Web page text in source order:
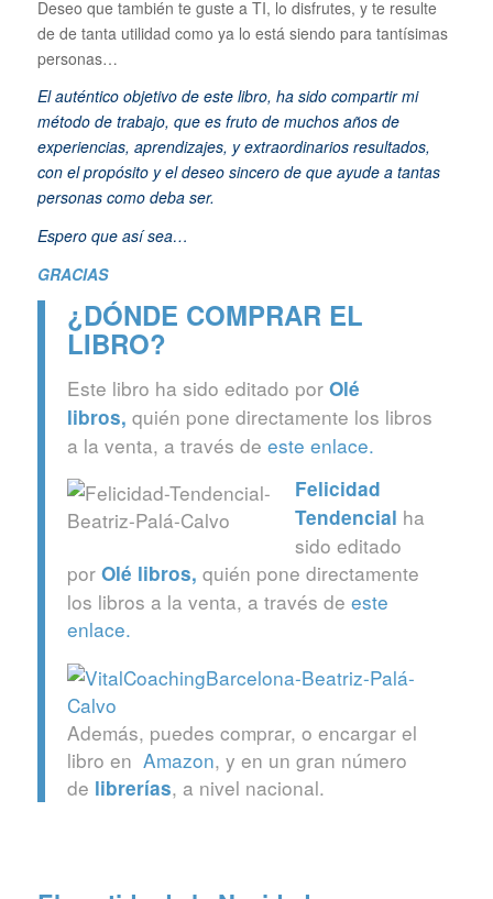
Deseo que también te guste a TI, lo disfrutes, y te resulte
de de tanta utilidad como ya lo está siendo para tantísimas
personas…
El auténtico objetivo de este libro, ha sido compartir mi
método de trabajo, que es fruto de muchos años de
experiencias, aprendizajes, y extraordinarios resultados,
con el propósito y el deseo sincero de que ayude a tantas
personas como deba ser.
Espero que así sea…
GRACIAS
¿DÓNDE COMPRAR EL
LIBRO?
Este libro ha sido editado por Olé
libros, quién pone directamente los libros
a la venta, a través de este enlace.
Felicidad
Tendencial ha
sido editado
por Olé libros, quién pone directamente
los libros a la venta, a través de este
enlace.
Además, puedes comprar, o encargar el
libro en Amazon, y en un gran número
de librerías, a nivel nacional.